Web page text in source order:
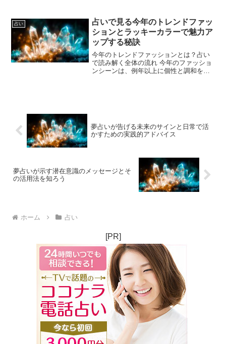
れに明確な違いがあります。まず、スピ
リチュアルヒーリングとは...
占い
占いで見る今年のトレンドファッ
ションとラッキーカラーで魅力ア
ップする秘訣
今年のトレンドファッションとは？占い
で読み解く全体の流れ 今年のファッショ
ンシーンは、例年以上に個性と調和を求
夢占いが告げる未来のサインと日常で活
かすための実践的アドバイス
夢占いが示す潜在意識のメッセージとそ
の活用法を知ろう
ホーム 占い
[PR]